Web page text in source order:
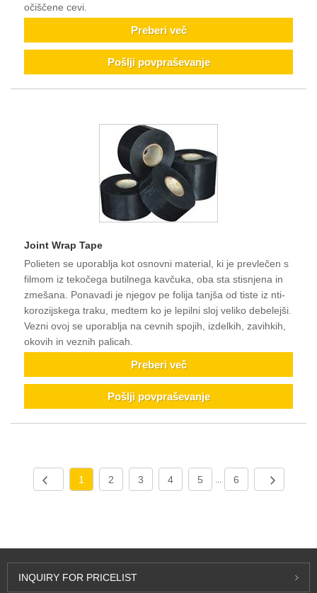
očiščene cevi.
Preberi več
Pošlji povpraševanje
Joint Wrap Tape
Polieten se uporablja kot osnovni material, ki je prevlečen s
filmom iz tekočega butilnega kavčuka, oba sta stisnjena in
zmešana. Ponavadi je njegov pe folija tanjša od tiste iz nti-
korozijskega traku, medtem ko je lepilni sloj veliko debelejši.
Vezni ovoj se uporablja na cevnih spojih, izdelkih, zavihkih,
okovih in veznih palicah.
Preberi več
Pošlji povpraševanje
1 2 3 4 5 ... 6
INQUIRY FOR PRICELIST